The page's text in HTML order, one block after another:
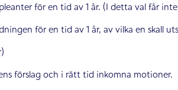
för en tid av 1 år. (I detta val får inte
för en tid av 1 år, av vilka en skall
förslag och i rätt tid inkomna motioner.